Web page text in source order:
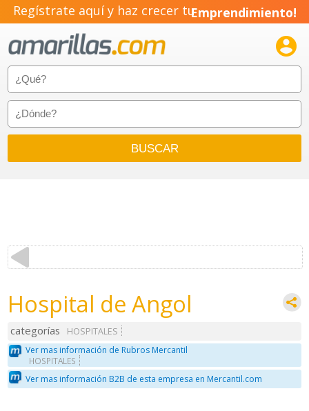
Regístrate aquí y haz crecer tuEmprendimiento!

Hospital de Angol
categorías
HOSPITALES
Ver mas información de Rubros Mercantil
HOSPITALES
Ver mas información B2B de esta empresa en Mercantil.com